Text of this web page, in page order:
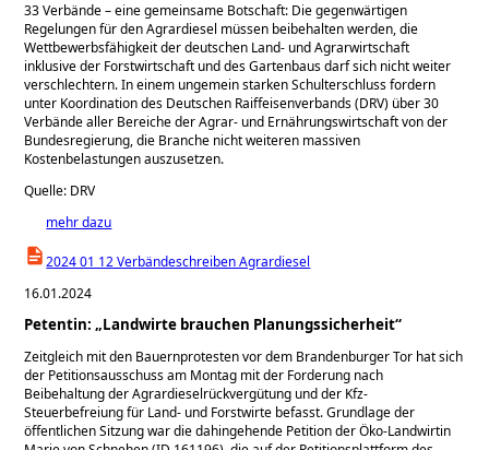
33 Verbände – eine gemeinsame Botschaft: Die gegenwärtigen
Regelungen für den Agrardiesel müssen beibehalten werden, die
Wettbewerbsfähigkeit der deutschen Land- und Agrarwirtschaft
inklusive der Forstwirtschaft und des Gartenbaus darf sich nicht weiter
verschlechtern. In einem ungemein starken Schulterschluss fordern
unter Koordination des Deutschen Raiffeisenverbands (DRV) über 30
Verbände aller Bereiche der Agrar- und Ernährungswirtschaft von der
Bundesregierung, die Branche nicht weiteren massiven
Kostenbelastungen auszusetzen.
Quelle: DRV
mehr dazu
2024 01 12 Verbändeschreiben Agrardiesel
16.01.2024
Petentin: „Landwirte brauchen Planungssicherheit“
Zeitgleich mit den Bauernprotesten vor dem Brandenburger Tor hat sich
der Petitionsausschuss am Montag mit der Forderung nach
Beibehaltung der Agrardieselrückvergütung und der Kfz-
Steuerbefreiung für Land- und Forstwirte befasst. Grundlage der
öffentlichen Sitzung war die dahingehende Petition der Öko-Landwirtin